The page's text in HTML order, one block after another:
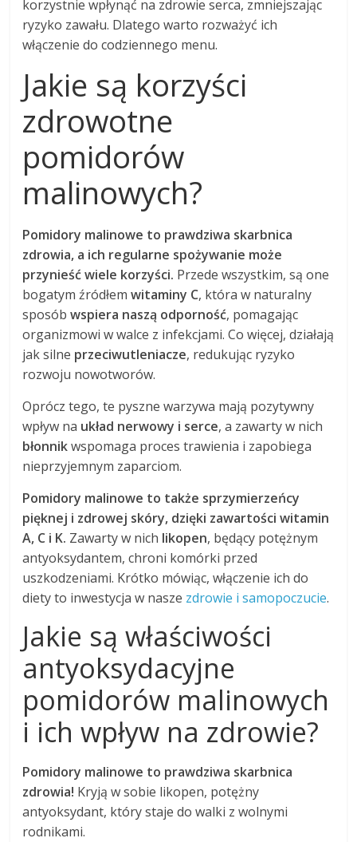
korzystnie wpłynąć na zdrowie serca, zmniejszając
ryzyko zawału. Dlatego warto rozważyć ich
włączenie do codziennego menu.
Jakie są korzyści
zdrowotne
pomidorów
malinowych?
Pomidory malinowe to prawdziwa skarbnica
zdrowia, a ich regularne spożywanie może
przynieść wiele korzyści. Przede wszystkim, są one
bogatym źródłemwitaminy C, która w naturalny
sposóbwspiera naszą odporność, pomagając
organizmowi w walce z infekcjami. Co więcej, działają
jak silne przeciwutleniacze, redukując ryzyko
rozwoju nowotworów.
Oprócz tego, te pyszne warzywa mają pozytywny
wpływ na układ nerwowy i serce, a zawarty w nich
błonnikwspomaga proces trawienia i zapobiega
nieprzyjemnym zaparciom.
Pomidory malinowe to także sprzymierzeńcy
pięknej i zdrowej skóry, dzięki zawartości witamin
A, C i K. Zawarty w nich likopen, będący potężnym
antyoksydantem, chroni komórki przed
uszkodzeniami. Krótko mówiąc, włączenie ich do
diety to inwestycja w nasze zdrowie i samopoczucie.
Jakie są właściwości
antyoksydacyjne
pomidorów malinowych
i ich wpływ na zdrowie?
Pomidory malinowe to prawdziwa skarbnica
zdrowia! Kryją w sobie likopen, potężny
antyoksydant, który staje do walki z wolnymi
rodnikami.